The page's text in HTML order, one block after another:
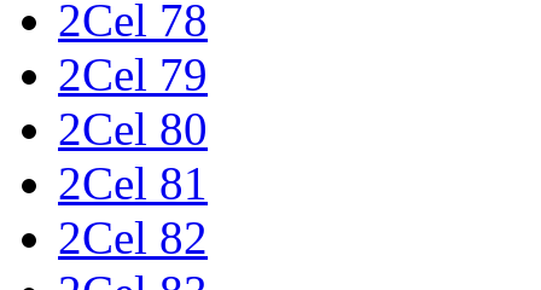
2Cel 78
2Cel 79
2Cel 80
2Cel 81
2Cel 82